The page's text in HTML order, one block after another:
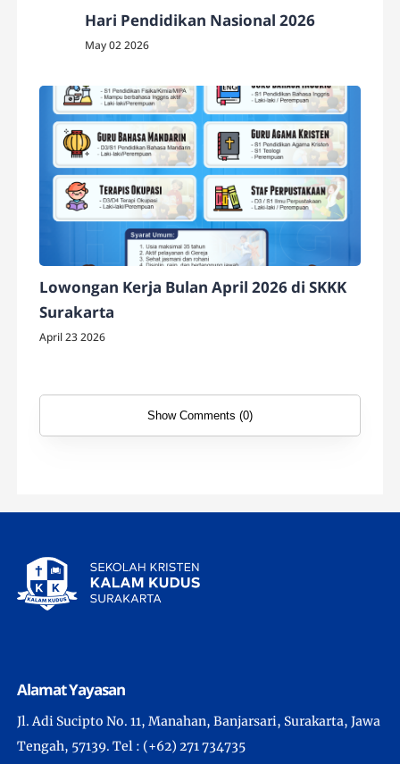
Hari Pendidikan Nasional 2026
May 02 2026
Lowongan Kerja Bulan April 2026 di SKKK
Surakarta
April 23 2026
Show Comments (0)
Alamat Yayasan
Jl. Adi Sucipto No. 11, Manahan, Banjarsari, Surakarta, Jawa
Tengah, 57139. Tel : (+62) 271 734735